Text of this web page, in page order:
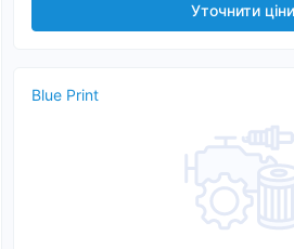
Уточнити ціни
Blue Print